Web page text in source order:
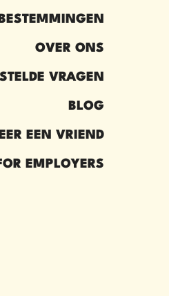
BESTEMMINGEN
OVER ONS
VRAGEN
BLOG
EEN VRIEND​
EMPLOYERS